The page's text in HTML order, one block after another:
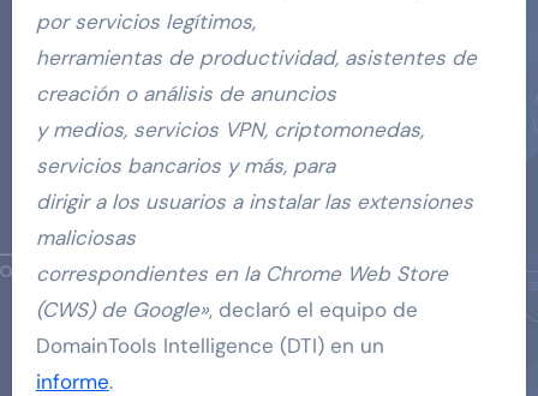
por servicios legítimos,
herramientas de productividad, asistentes de
creación o análisis de anuncios
y medios, servicios VPN, criptomonedas,
servicios bancarios y más, para
dirigir a los usuarios a instalar las extensiones
maliciosas
correspondientes en la Chrome Web Store
(CWS) de Google», declaró el equipo de
DomainTools Intelligence (DTI) en un
informe.